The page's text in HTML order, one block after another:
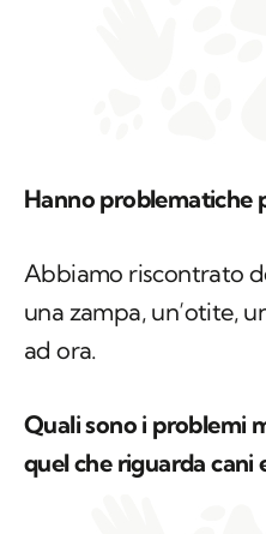
una zampa, un’otite,
Quali sono i problemi
quel che riguarda cani